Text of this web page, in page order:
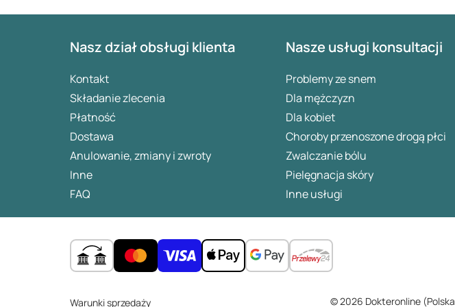
Nasz dział obsługi klienta
Kontakt
Składanie zlecenia
Płatność
Dostawa
Anulowanie, zmiany i zwroty
Inne
FAQ
Nasze usługi konsultacji
Problemy ze snem
Dla mężczyzn
Dla kobiet
Choroby przenoszone drogą płci
Zwalczanie bólu
Pielęgnacja skóry
Inne usługi
Warunki sprzedaży © 2026 Dokteronline